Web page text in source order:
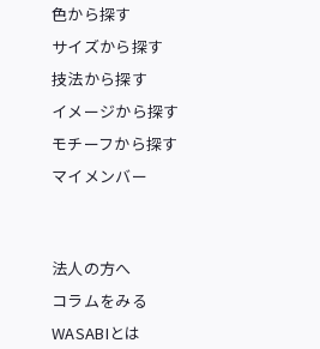
色から探す
サイズから探す
技法から探す
イメージから探す
モチーフから探す
マイメンバー
法人の方へ
コラムをみる
WASABIとは